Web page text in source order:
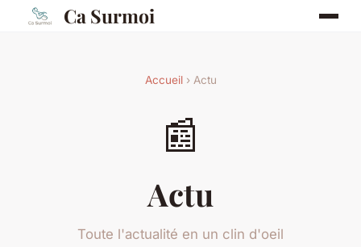
Ca Surmoi
Accueil› Actu
📰
Actu
Toute l'actualité en un clin d'oeil